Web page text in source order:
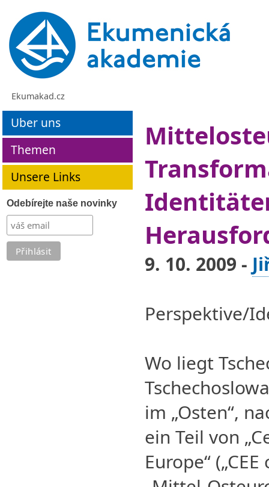
Ekumakad.cz
Uber uns
Themen
Unsere Links
Odebírejte naše novinky
9. 10. 2009 -
Perspektive/
Wo liegt
im „Osten“,
ein Teil von
Europe“